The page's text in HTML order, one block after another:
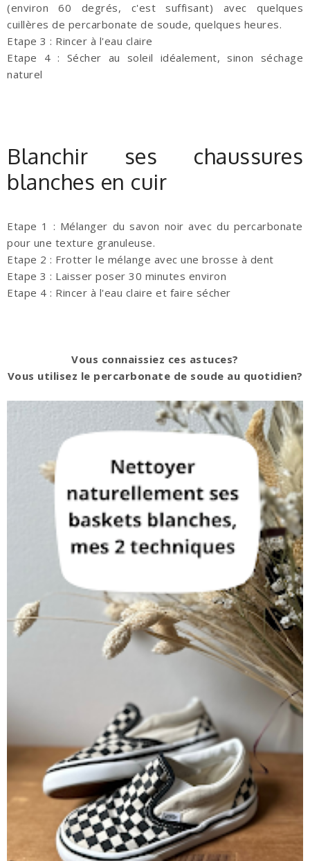
(environ 60 degrés, c'est suffisant) avec quelques
cuillères de percarbonate de soude, quelques heures.
Etape 3 : Rincer à l'eau claire
Etape 4 : Sécher au soleil idéalement, sinon séchage
naturel
Blanchir ses chaussures
blanches en cuir
Etape 1 : Mélanger du savon noir avec du percarbonate
pour une texture granuleuse.
Etape 2 : Frotter le mélange avec une brosse à dent
Etape 3 : Laisser poser 30 minutes environ
Etape 4 : Rincer à l'eau claire et faire sécher
Vous connaissiez ces astuces?
Vous utilisez le percarbonate de soude au quotidien?